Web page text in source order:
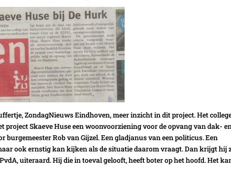
ZondagNieuws Eindhoven, meer inzicht in dit project. Het
project Skaeve Huse een woonvoorziening voor de opvang van dak-
burgemeester Rob van Gijzel. Een gladjanus van een politicus. Een
ook ernstig kan kijken als de situatie daarom vraagt. Dan krijgt hij
uiteraard. Hij die in toeval gelooft, heeft boter op het hoofd. Het